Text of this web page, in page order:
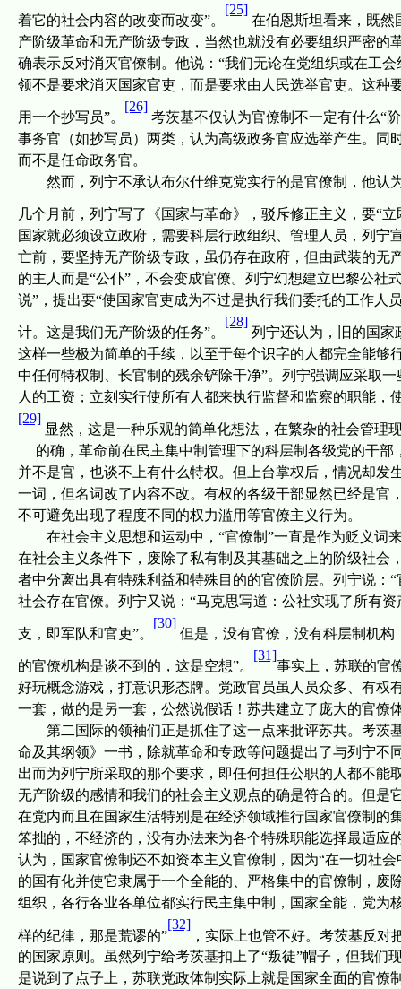
着它的社会内容的改变而改变”。
[25]
在伯恩斯坦看来，既然
产阶级革命和无产阶级专政，当然也就没有必要组织严密的
确表示反对消灭官僚制。他说：“我们无论在党组织或在工
领不是要求消灭国家官吏，而是要求由人民选举官吏。这
用一个抄写员”。
[26]
考茨基不仅认为官僚制不一定有什么“
事务官（如抄写员）两类，认为高级政务官应选举产生。
而不是任命政务官。
然而，列宁不承认布尔什维克党实行的是官僚制，他认
几个月前，列宁写了《国家与革命》，驳斥修正主义，要“
国家就必须设立政府，需要科层行政组织、管理人员，列
亡前，要坚持无产阶级专政，虽仍存在政府，但由武装的
的主人而是“公仆”，不会变成官僚。列宁幻想建立巴黎公
说”，提出要“使国家官吏成为不过是执行我们委托的工作
计。这是我们无产阶级的任务”。
[28]
列宁还认为，旧的国家
这样一些极为简单的手续，以至于每个识字的人都完全能够
中任何特权制、长官制的残余铲除干净”。列宁强调应采取
人的工资；立刻实行使所有人都来执行监督和监察的职能
[29]
显然，这是一种乐观的简单化想法，在繁杂的社会管理
的确，革命前在民主集中制管理下的科层制各级党的干
并不是官，也谈不上有什么特权。但上台掌权后，情况却发
一词，但名词改了内容不改。有权的各级干部显然已经是
不可避免出现了程度不同的权力滥用等官僚主义行为。
在社会主义思想和运动中，“官僚制”一直是作为贬义词
在社会主义条件下，废除了私有制及其基础之上的阶级社
者中分离出具有特殊利益和特殊目的的官僚阶层。列宁说：
社会存在官僚。列宁又说：“马克思写道：公社实现了所有
支，即军队和官吏”。
[30]
但是，没有官僚，没有科层制 机构
的官僚机构是谈不到的，这是空想”。
[31]
事实上，苏联的官
好玩概念游戏，打意识形态牌。党政官员虽人员众多、有权
一套，做的是另一套，公然说假话！苏共建立了庞大的官僚
第二国际的领袖们正是抓住了这一点来批评苏共。考茨
命及其纲领》一书，除就革命和专政等问题提出了与列宁不
出而为列宁所采取的那个要求，即任何担任公职的人都不
无产阶级的感情和我们的社会主义观点的确是符合的。但是
在党内而且在国家生活特别是在经济领域推行国家官僚制的
笨拙的，不经济的，没有办法来为各个特殊职能选择最适应
认为，国家官僚制还不如资本主义官僚制，因为“在一切社
的国有化并使它隶属于一个全能的、严格集中的官僚制，
组织，各行各业各单位都实行民主集中制，国家全能，党为
样的纪律，那是荒谬的”
[32]
，实际上也管不好。考茨基反对
的国家原则。虽然列宁给考茨基扣上了“叛徒”帽子，但我们
是说到了点子上，苏联党政体制实际上就是国家全面的官